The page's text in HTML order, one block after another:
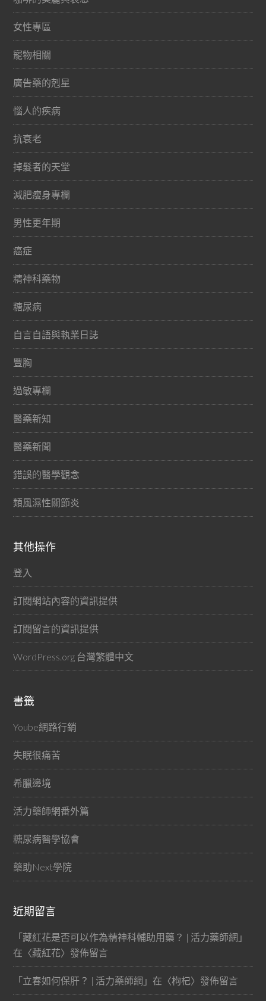
女性專區
寵物相關
廣告藥的剋星
惱人的疾病
抗衰老
掉髮者的天堂
減肥瘦身專欄
男性更年期
癌症
精神科藥物
糖尿病
自言自語與執業日誌
豐胸
過敏專欄
醫藥新知
醫藥新聞
錯誤的醫學觀念
類風濕性關節炎
其他操作
登入
訂閱網站內容的資訊提供
訂閱留言的資訊提供
WordPress.org 台灣繁體中文
書籤
Yoube網路行銷
失眠很痛苦
希臘邊境
活力藥師網番外篇
糖尿病醫學協會
藥助Next學院
近期留言
「藏紅花是否可以作為精神科輔助用藥？ | 活力藥師網 」
在〈藏紅花〉發佈留言
「立春如何保肝？ | 活力藥師網 」在〈枸杞〉發佈留言